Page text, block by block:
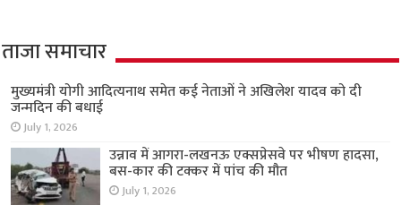
ताजा समाचार
मुख्यमंत्री योगी आदित्यनाथ समेत कई नेताओं ने अखिलेश यादव को दी
जन्मदिन की बधाई
July 1, 2026
उन्नाव में आगरा-लखनऊ एक्सप्रेसवे पर भीषण हादसा,
बस-कार की टक्कर में पांच की मौत
July 1, 2026